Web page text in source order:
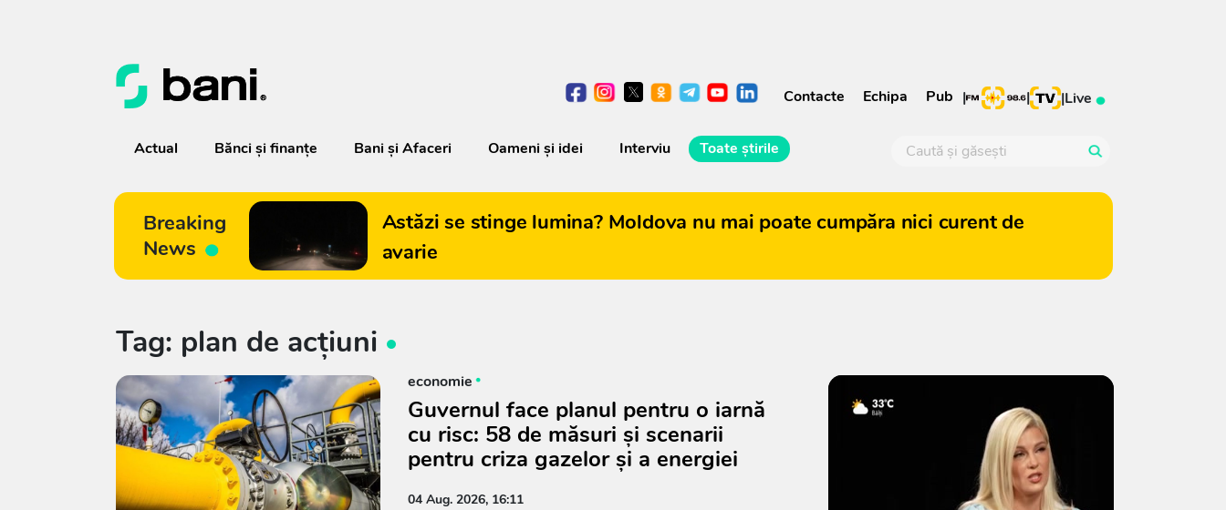
Contacte Echipa Pub | | |Live
Actual Bănci şi finanţe Bani și Afaceri Oameni şi idei Interviu Toate știrile
Breaking
News
Astăzi se stinge lumina? Moldova nu mai poate cumpăra nici curent de
avarie
Tag: plan de acțiuni
economie
Guvernul face planul pentru o iarnă
cu risc: 58 de măsuri și scenarii
pentru criza gazelor și a energiei
04 Aug. 2026, 16:11